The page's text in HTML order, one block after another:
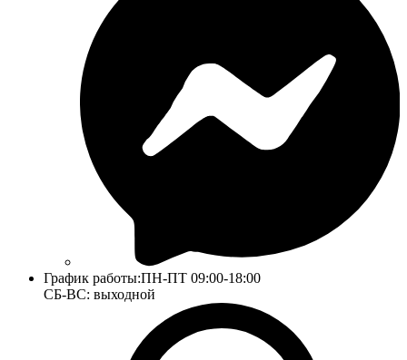
График работы:ПН-ПТ 09:00-18:00
СБ-ВС: выходной